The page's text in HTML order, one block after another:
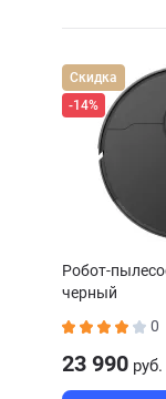
Скидка
-14%
Робот-
черный
0
23 990 руб.